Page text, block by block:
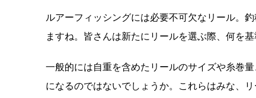
ルアーフィッシングには必要不可欠なリール。
ますね。皆さんは新たにリールを選ぶ際、何を
一般的には自重を含めたリールのサイズや糸巻
になるのではないでしょうか。これらはみな、